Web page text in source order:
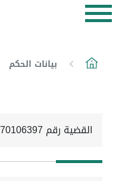
بيانات الحكم
القضية رقم 4470106397 لعام 1444 هـ